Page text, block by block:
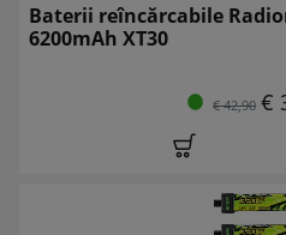
Baterii reîncărcabile
6200mAh XT30
€ 42,90 €